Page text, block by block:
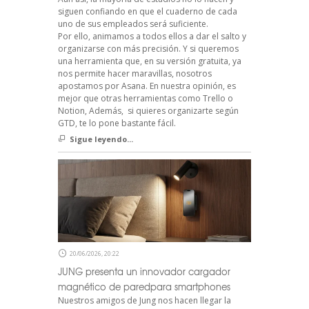
siguen confiando en que el cuaderno de cada
uno de sus empleados será suficiente.
Por ello, animamos a todos ellos a dar el salto y
organizarse con más precisión. Y si queremos
una herramienta que, en su versión gratuita, ya
nos permite hacer maravillas, nosotros
apostamos por Asana. En nuestra opinión, es
mejor que otras herramientas como Trello o
Notion, Además, si quieres organizarte según
GTD, te lo pone bastante fácil.
Sigue leyendo...
20/06/2026, 20:22
JUNG presenta un innovador cargador
magnético de paredpara smartphones
Nuestros amigos de Jung nos hacen llegar la